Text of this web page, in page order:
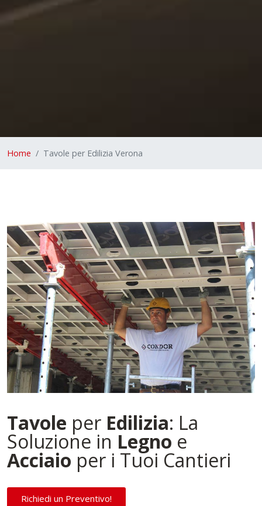
Home Tavole per Edilizia Verona
Tavole per Edilizia: La
Soluzione in Legno e
Acciaio per i Tuoi Cantieri
Richiedi un Preventivo!